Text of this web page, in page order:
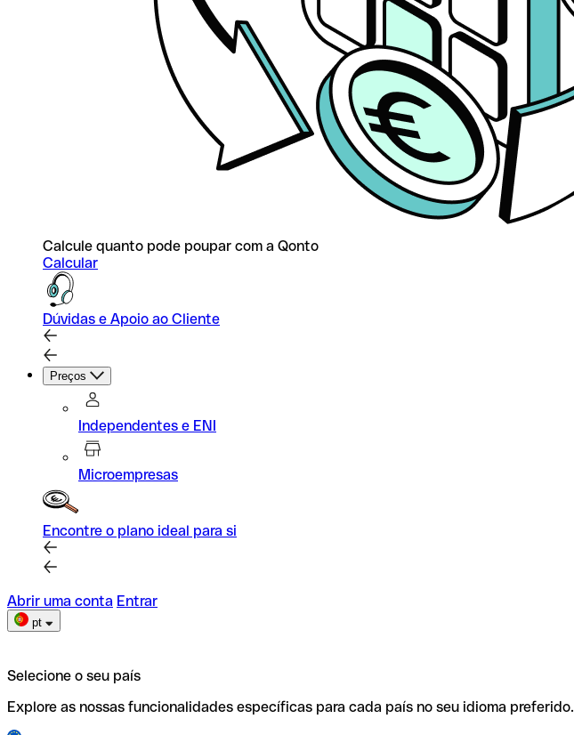
Calcule quanto pode poupar com a Qonto
Calcular
Dúvidas e Apoio ao Cliente
Preços
Independentes e ENI
Microempresas
Encontre o plano ideal para si
Abrir uma conta Entrar
pt
Selecione o seu país
Explore as nossas funcionalidades específicas para cada país no seu idioma preferido.